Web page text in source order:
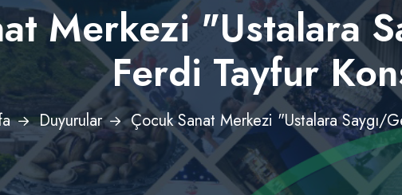
Merkezi "Ustalara
Ferdi Tayfur
Duyurular Çocuk Sanat Merkezi "Ustalara Saygı/